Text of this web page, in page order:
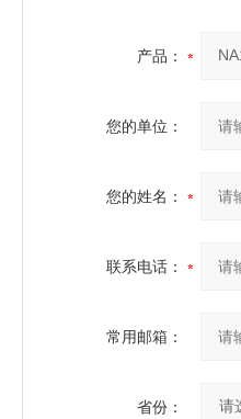
产品：
您的单位：
您的姓名：
联系电话：
常用邮箱：
省份：